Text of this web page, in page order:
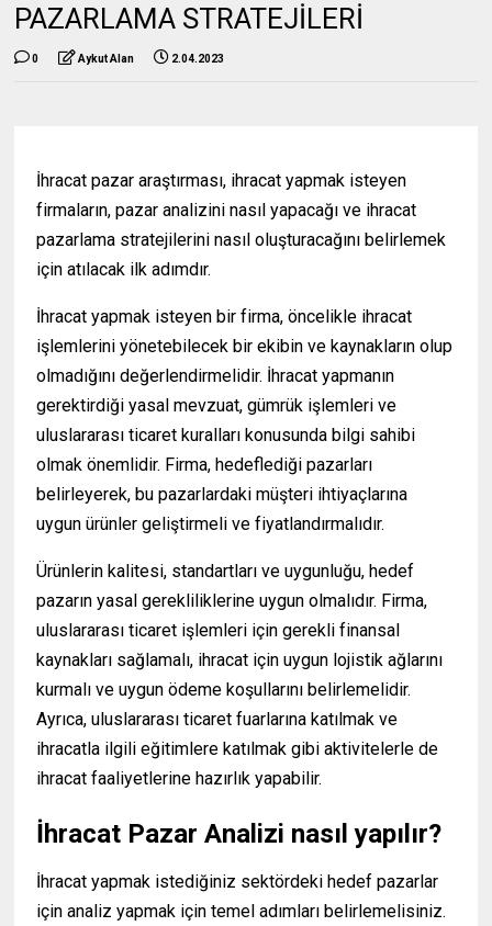
PAZARLAMA STRATEJİLERİ
0 Aykut Alan 2.04.2023
İhracat pazar araştırması, ihracat yapmak isteyen
firmaların, pazar analizini nasıl yapacağı ve ihracat
pazarlama stratejilerini nasıl oluşturacağını belirlemek
için atılacak ilk adımdır.
İhracat yapmak isteyen bir firma, öncelikle ihracat
işlemlerini yönetebilecek bir ekibin ve kaynakların olup
olmadığını değerlendirmelidir. İhracat yapmanın
gerektirdiği yasal mevzuat, gümrük işlemleri ve
uluslararası ticaret kuralları konusunda bilgi sahibi
olmak önemlidir. Firma, hedeflediği pazarları
belirleyerek, bu pazarlardaki müşteri ihtiyaçlarına
uygun ürünler geliştirmeli ve fiyatlandırmalıdır.
Ürünlerin kalitesi, standartları ve uygunluğu, hedef
pazarın yasal gerekliliklerine uygun olmalıdır. Firma,
uluslararası ticaret işlemleri için gerekli finansal
kaynakları sağlamalı, ihracat için uygun lojistik ağlarını
kurmalı ve uygun ödeme koşullarını belirlemelidir.
Ayrıca, uluslararası ticaret fuarlarına katılmak ve
ihracatla ilgili eğitimlere katılmak gibi aktivitelerle de
ihracat faaliyetlerine hazırlık yapabilir.
İhracat Pazar Analizi nasıl yapılır?
İhracat yapmak istediğiniz sektördeki hedef pazarlar
için analiz yapmak için temel adımları belirlemelisiniz.